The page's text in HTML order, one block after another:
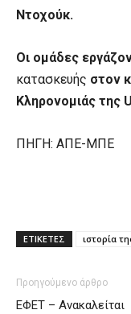
Ντοχούκ.
Οι ομάδες
κατασκευής στον
Κληρονομιάς της
ΠΗΓΗ: ΑΠΕ-ΜΠΕ
ΕΤΙΚΕΤΕΣ ιστορία
Προηγούμενο άρθρο
ΕΦΕΤ – Ανακαλείται